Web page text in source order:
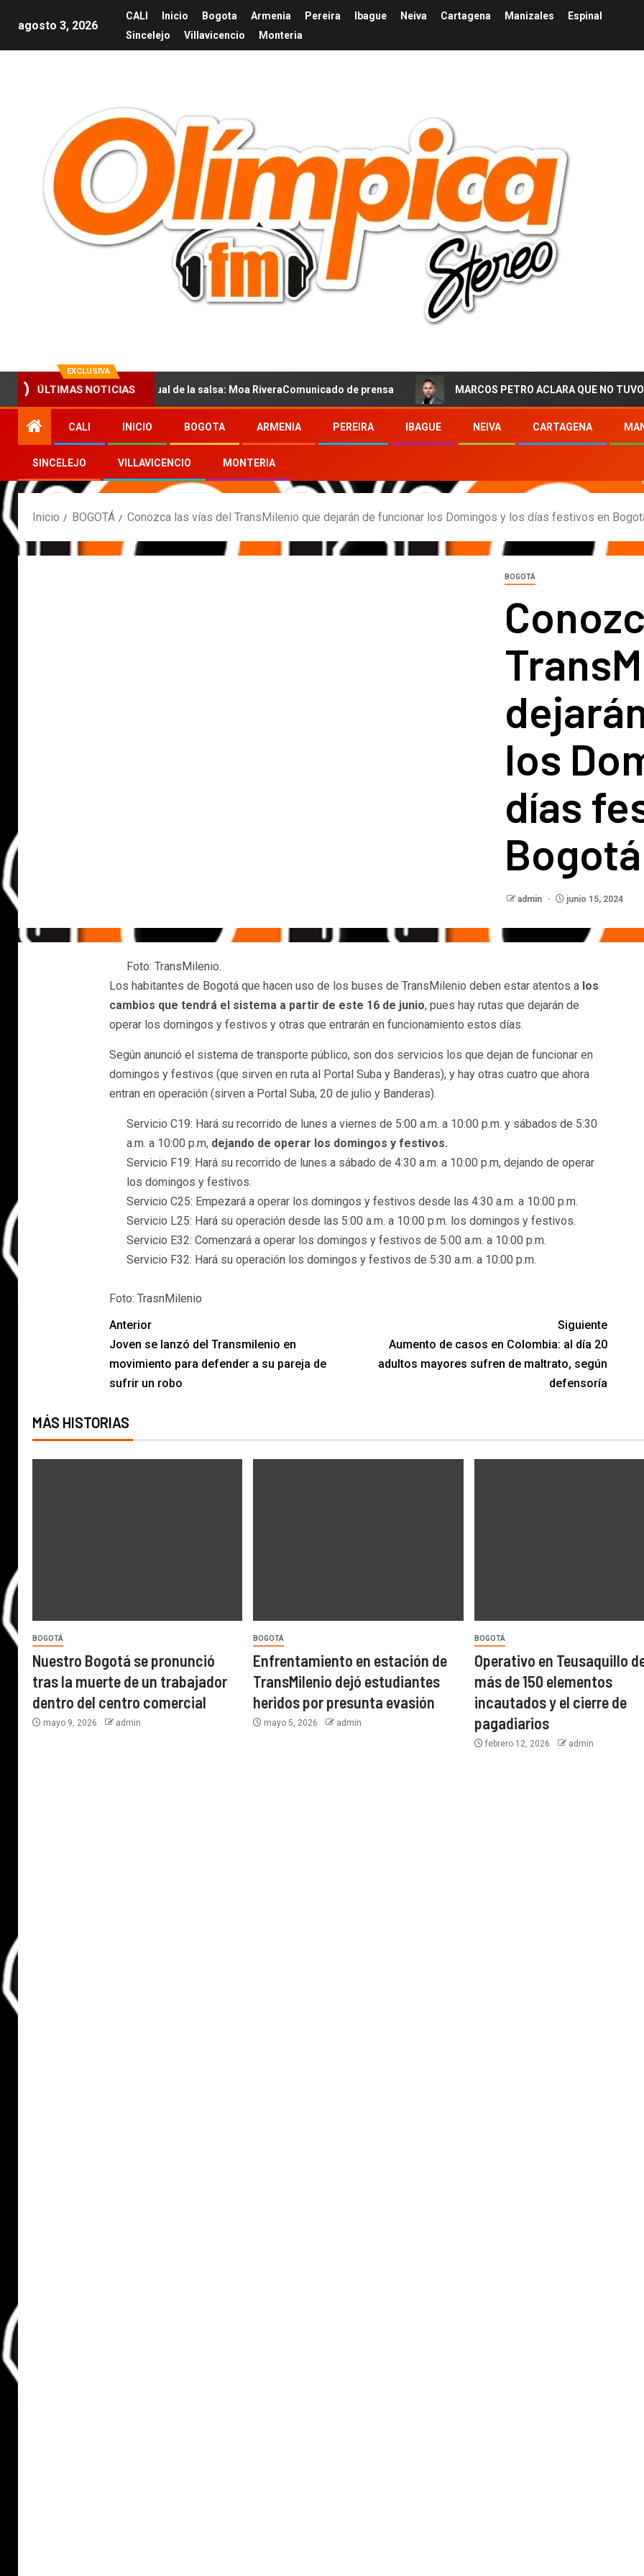
agosto 3, 2026
CALI Inicio Bogota Armenia Pereira Ibague Neiva Cartagena Manizales
Espinal
Sincelejo
Villavicencio Monteria
EXCLUSIVA
ÚLTIMAS NOTICIAS
la nueva voz sensual de la salsa: Moa RiveraComunicado de prensa MARCOS PETRO ACLARA QUE NO TUVO QUE VER
CALI INICIO BOGOTA ARMENIA PEREIRA IBAGUE NEIVA CARTAGENA
SINCELEJO VILLAVICENCIO MONTERIA
Inicio BOGOTÁ Conozca las vías del TransMilenio que dejarán de funcionar los Domingos y los días festivos en
BOGOTÁ
los
días
Bogotá
admin junio 15, 2024
Foto: TransMilenio.
Los habitantes de Bogotá que hacen uso de los buses de TransMilenio deben estar atentos a los
cambios que tendrá el sistema a partir de este 16 de junio, pues hay rutas que dejarán de
operar los domingos y festivos y otras que entrarán en funcionamiento estos días.
Según anunció el sistema de transporte público, son dos servicios los que dejan de funcionar en
domingos y festivos (que sirven en ruta al Portal Suba y Banderas), y hay otras cuatro que ahora
entran en operación (sirven a Portal Suba, 20 de julio y Banderas).
Servicio C19: Hará su recorrido de lunes a viernes de 5:00 a.m. a 10:00 p.m. y sábados de 5:30
a.m. a 10:00 p.m, dejando de operar los domingos y festivos.
Servicio F19: Hará su recorrido de lunes a sábado de 4:30 a.m. a 10:00 p.m, dejando de operar
los domingos y festivos.
Servicio C25: Empezará a operar los domingos y festivos desde las 4:30 a.m. a 10:00 p.m.
Servicio L25: Hará su operación desde las 5:00 a.m. a 10:00 p.m. los domingos y festivos.
Servicio E32: Comenzará a operar los domingos y festivos de 5:00 a.m. a 10:00 p.m.
Servicio F32: Hará su operación los domingos y festivos de 5:30 a.m. a 10:00 p.m.
Foto: TrasnMilenio
Anterior
Joven se lanzó del Transmilenio en
movimiento para defender a su pareja de
sufrir un robo
Siguiente
Aumento de casos en Colombia: al día 20
adultos mayores sufren de maltrato, según
defensoría
MÁS HISTORIAS
BOGOTÁ
Nuestro Bogotá se pronunció
tras la muerte de un trabajador
dentro del centro comercial
mayo 9, 2026 admin
BOGOTÁ
Enfrentamiento en estación de
TransMilenio dejó estudiantes
heridos por presunta evasión
mayo 5, 2026 admin
BOGOTÁ
Operativo en Teusaquillo
más de 150 elementos
incautados y el cierre de
pagadiarios
febrero 12, 2026 admin